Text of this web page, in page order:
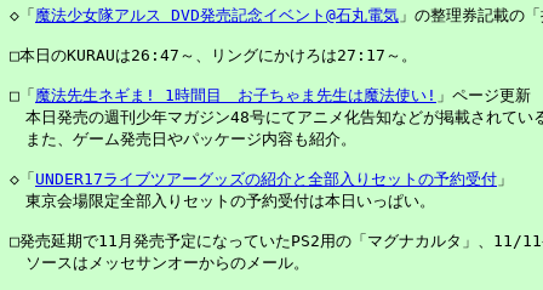
◇「 魔法少女隊アルス DVD発売記念イベント@石丸電気 」の整理券記載の
□本日のKURAUは26:47～、リングにかけろは27:17～。
□「 魔法先生ネギま! 1時間目　お子ちゃま先生は魔法使い! 」ページ更新
本日発売の週刊少年マガジン48号にてアニメ化告知などが掲載されてい
また、ゲーム発売日やパッケージ内容も紹介。
◇「 UNDER17ライブツアーグッズの紹介と全部入りセットの予約受付 」
東京会場限定全部入りセットの予約受付は本日いっぱい。
□発売延期で11月発売予定になっていたPS2用の「マグナカルタ」、11/
ソースはメッセサンオーからのメール。